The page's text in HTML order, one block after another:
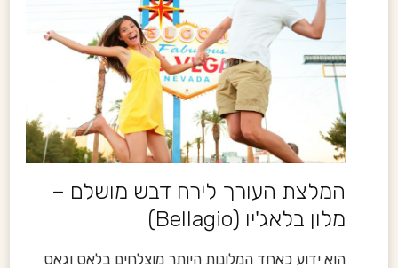
המלצת העורך לירח דבש מושלם –
מלון בלאג'יו (Bellagio)
הוא ידוע כאחד המלונות היותר מוצלחים בלאס וגאס